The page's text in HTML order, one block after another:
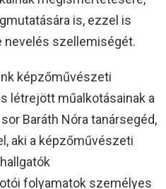
is, ezzel is
nevelés szellemiségét.
képzőművészeti
létrejött műalkotásainak a
Baráth Nóra tanársegéd,
aki a képzőművészeti
folyamatok személyes